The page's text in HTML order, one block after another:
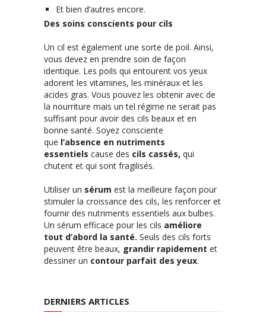
Et bien d’autres encore.
Des soins conscients pour cils
Un cil est également une sorte de poil. Ainsi,
vous devez en prendre soin de façon
identique. Les poils qui entourent vos yeux
adorent les vitamines, les minéraux et les
acides gras. Vous pouvez les obtenir avec de
la nourriture mais un tel régime ne serait pas
suffisant pour avoir des cils beaux et en
bonne santé. Soyez consciente
que l’absence en nutriments
essentiels cause des cils cassés, qui
chutent et qui sont fragilisés.
Utiliser un sérum est la meilleure façon pour
stimuler la croissance des cils, les renforcer et
fournir des nutriments essentiels aux bulbes.
Un sérum efficace pour les cils améliore
tout d’abord la santé. Seuls des cils forts
peuvent être beaux, grandir rapidement et
dessiner un contour parfait des yeux.
DERNIERS ARTICLES